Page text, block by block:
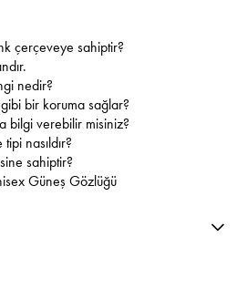
çerçeveye sahiptir?
nedir?
bir koruma sağlar?
bilgi verebilir misiniz?
nasıldır?
sahiptir?
Güneş Gözlüğü